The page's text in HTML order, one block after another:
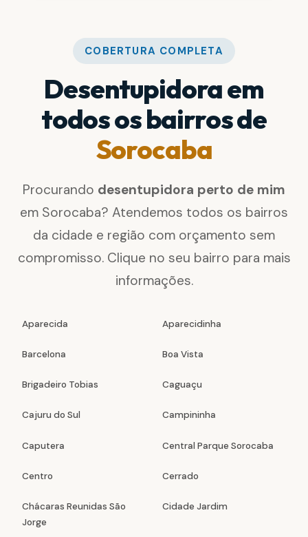
COBERTURA COMPLETA
Desentupidora em
todos os bairros de
Sorocaba
Procurando desentupidora perto de mim
em Sorocaba? Atendemos todos os bairros
da cidade e região com orçamento sem
compromisso. Clique no seu bairro para mais
informações.
Aparecida Aparecidinha
Barcelona Boa Vista
Brigadeiro Tobias Caguaçu
Cajuru do Sul Campininha
Caputera Central Parque Sorocaba
Centro Cerrado
Chácaras Reunidas São
Jorge
Cidade Jardim